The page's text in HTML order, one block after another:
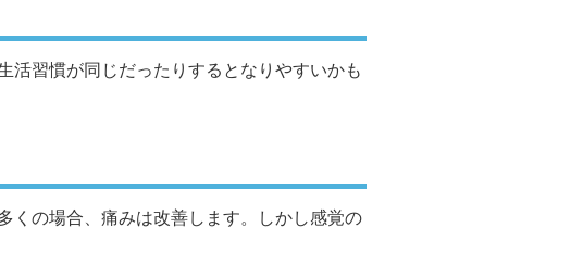
習慣が同じだったりするとなりやすいかも
の場合、痛みは改善します。しかし感覚の